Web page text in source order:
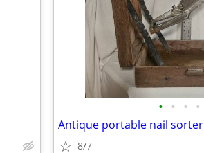
• • • •
Antique portable nail sorter
8/7